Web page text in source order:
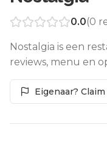
0.0(0
Nostalgia is een
reviews, menu en
Eigenaar?